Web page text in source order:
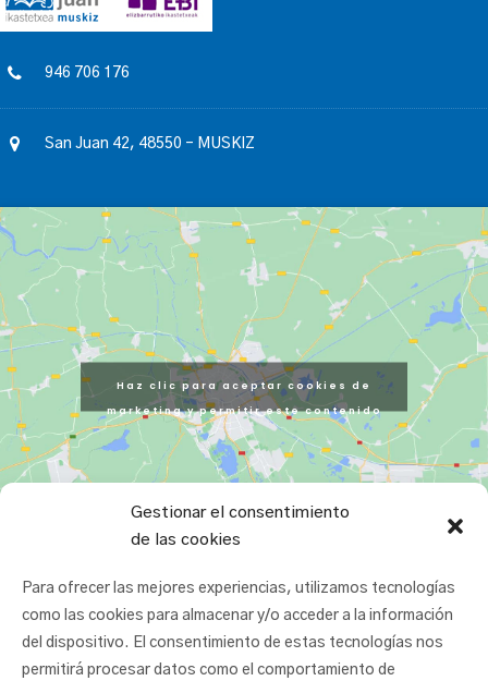
Gestionar el consentimiento
de las cookies
Para ofrecer las mejores experiencias, utilizamos tecnologías
como las cookies para almacenar y/o acceder a la información
del dispositivo. El consentimiento de estas tecnologías nos
permitirá procesar datos como el comportamiento de
946 706 176
San Juan 42, 48550 – MUSKIZ
Haz clic para aceptar cookies de
marketing y permitir este contenido